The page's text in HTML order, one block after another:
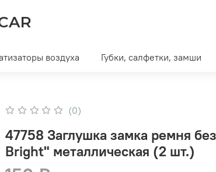
воздуха Губки, салфетки, замши
(0)
47758 Заглушка замка ремня
Bright" металлическая (2 шт.)